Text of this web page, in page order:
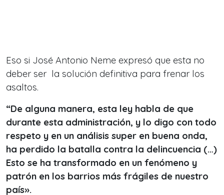
Eso si José Antonio Neme expresó que esta no
deber ser la solución definitiva para frenar los
asaltos.
“De alguna manera, esta ley habla de que
durante esta administración, y lo digo con todo
respeto y en un análisis super en buena onda,
ha perdido la batalla contra la delincuencia (…)
Esto se ha transformado en un fenómeno y
patrón en los barrios más frágiles de nuestro
país».